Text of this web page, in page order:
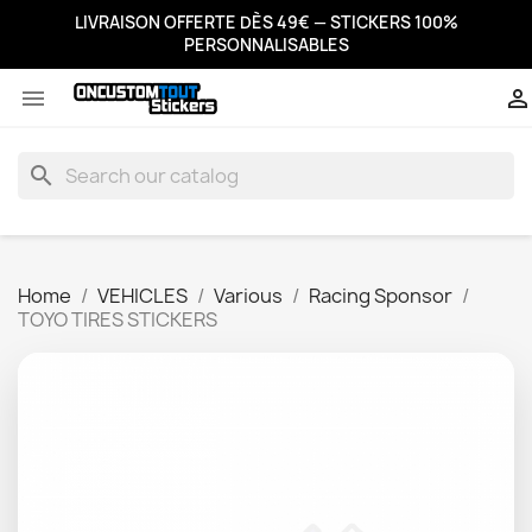
LIVRAISON OFFERTE DÈS 49€ — STICKERS 100%
PERSONNALISABLES
 
search
Home VEHICLES Various
Racing Sponsor
TOYO TIRES STICKERS